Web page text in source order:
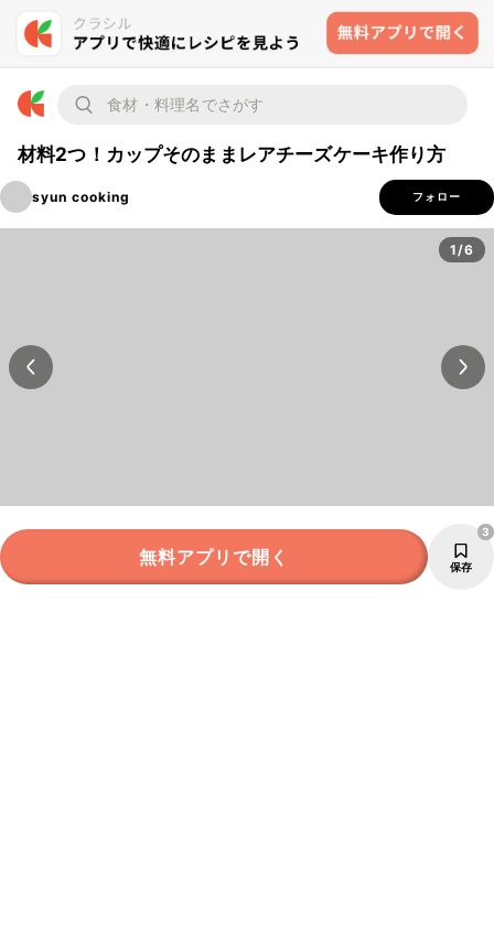
材料2つ！カップそのままレアチーズケーキ作り方
syun cooking フォロー
1/6
無料アプリで開く 保存
3